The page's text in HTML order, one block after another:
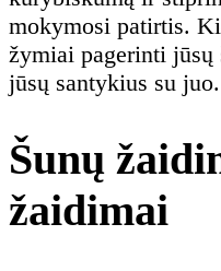
mokymosi patirtis.
žymiai pagerinti
jūsų santykius su juo.
Šunų
žaidimai